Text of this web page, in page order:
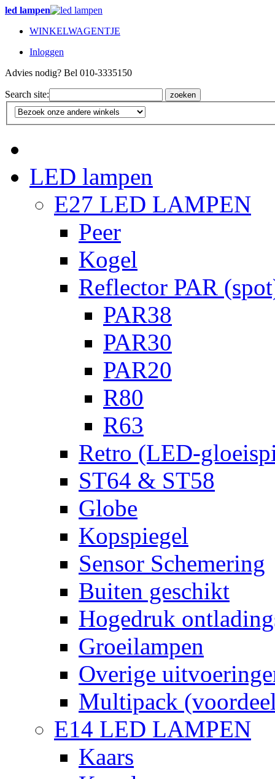
led lampen
WINKELWAGENTJE
Inloggen
Advies nodig? Bel 010-3335150
Search site: zoeken
LED lampen
E27 LED LAMPEN
Peer
Kogel
Reflector PAR
PAR38
PAR30
PAR20
R80
R63
Retro (LED-
ST64 & ST58
Globe
Kopspiegel
Sensor Schemering
Buiten geschikt
Hogedruk
Groeilampen
Overige
Multipack
E14 LED LAMPEN
Kaars